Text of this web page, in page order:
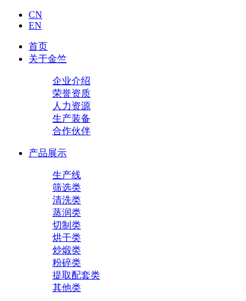
CN
EN
首页
关于金竺
企业介绍
荣誉资质
人力资源
生产装备
合作伙伴
产品展示
生产线
筛选类
清洗类
蒸润类
切制类
烘干类
炒煅类
粉碎类
提取配套类
其他类